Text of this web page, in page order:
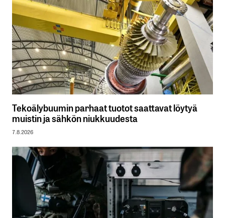
Tekoälybuumin parhaat tuotot saattavat löytyä
muistin ja sähkön niukkuudesta
7.8.2026